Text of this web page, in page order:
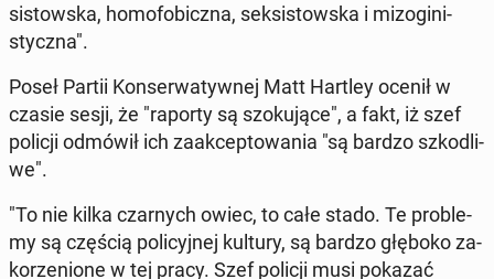
si­stow­ska, ho­mo­fo­bicz­na, sek­si­stow­ska i mi­zo­gi­ni­
stycz­na".
Poseł Partii Kon­ser­wa­tyw­nej Matt Hartley ocenił w
czasie sesji, że "raporty są szo­ku­ją­ce", a fakt, iż szef
policji odmówił ich za­ak­cep­to­wa­nia "są bardzo szko­dli­
we".
"To nie kilka czar­nych owiec, to całe stado. Te pro­ble­
my są częścią po­li­cyj­nej kultury, są bardzo głęboko za­
ko­rze­nio­ne w tej pracy. Szef policji musi pokazać